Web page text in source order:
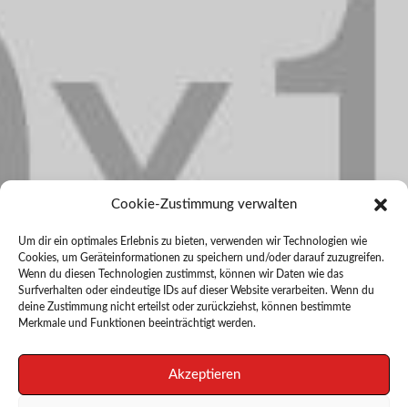
Cookie-Zustimmung verwalten
Um dir ein optimales Erlebnis zu bieten, verwenden wir Technologien wie
Cookies, um Geräteinformationen zu speichern und/oder darauf zuzugreifen.
Wenn du diesen Technologien zustimmst, können wir Daten wie das
Surfverhalten oder eindeutige IDs auf dieser Website verarbeiten. Wenn du
deine Zustimmung nicht erteilst oder zurückziehst, können bestimmte
Merkmale und Funktionen beeinträchtigt werden.
Akzeptieren